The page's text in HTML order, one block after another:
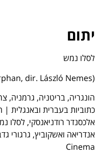
יתום
לסלו נמש
(Orphan, dir. László Nemes)
כתוביות בעברית ובאנגלית |
אלכסנדר רודניאנסקי, לסלו
Cinema